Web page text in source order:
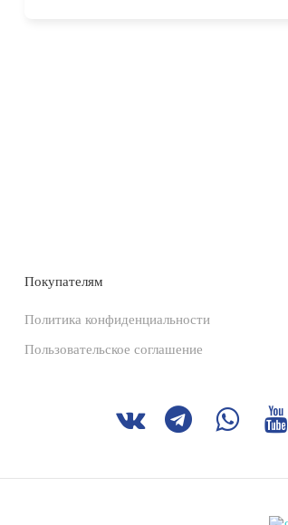
Покупателям
Политика конфиденциальности
Пользовательское соглашение